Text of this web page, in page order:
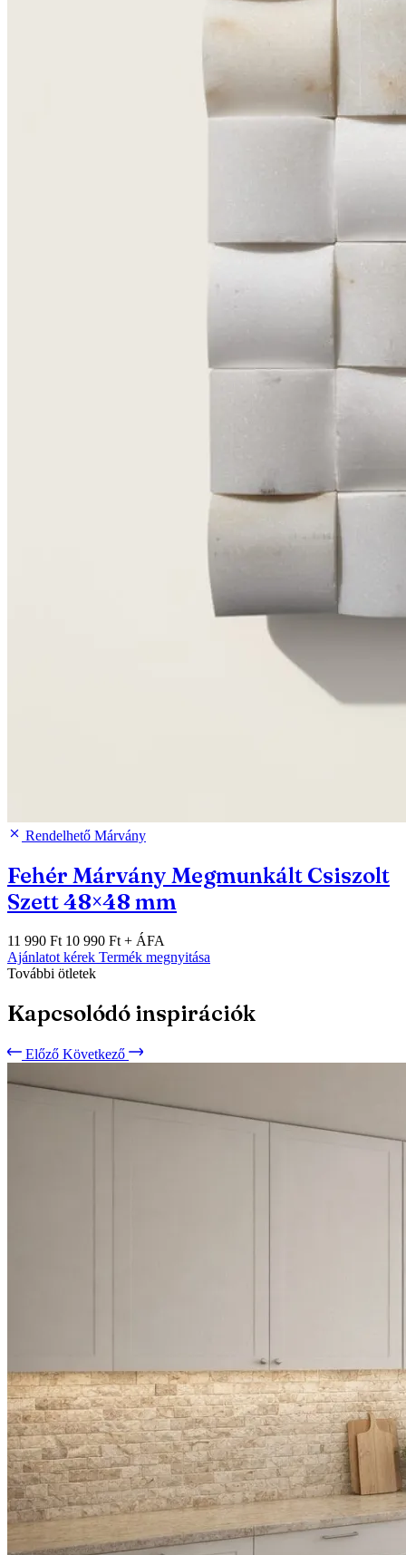
Rendelhető Márvány
Fehér Márvány Megmunkált Csiszolt
Szett 48×48 mm
11 990 Ft 10 990 Ft + ÁFA
Ajánlatot kérek Termék megnyitása
További ötletek
Kapcsolódó inspirációk
Előző Következő